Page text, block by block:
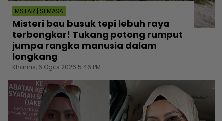
MSTAR | SEMASA
Misteri bau busuk tepi lebuh raya
terbongkar! Tukang potong rumput
jumpa rangka manusia dalam
longkang
Khamis, 6 Ogos 2026 5:46 PM